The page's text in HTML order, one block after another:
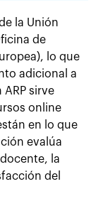
la Unión
de
lo que
adicional a
sirve
online
en lo que
evalúa
la
del